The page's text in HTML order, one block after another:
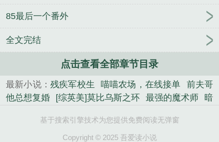
85最后一个番外
全文完结
点击查看全部章节目录
最新小说： 残疾军校生 喵喵农场，在线接单
前夫哥
他总想复婚
[综英美]莫比乌斯之环 最强的魔术师
暗
九零改嫁初代程序员 老公今天死了吗 心理顾问不可
[综英美]养鸟指南 遇蛇
基于搜索引擎技术为您提供免费阅读无弹窗
Copyright © 2025 吾爱读小说